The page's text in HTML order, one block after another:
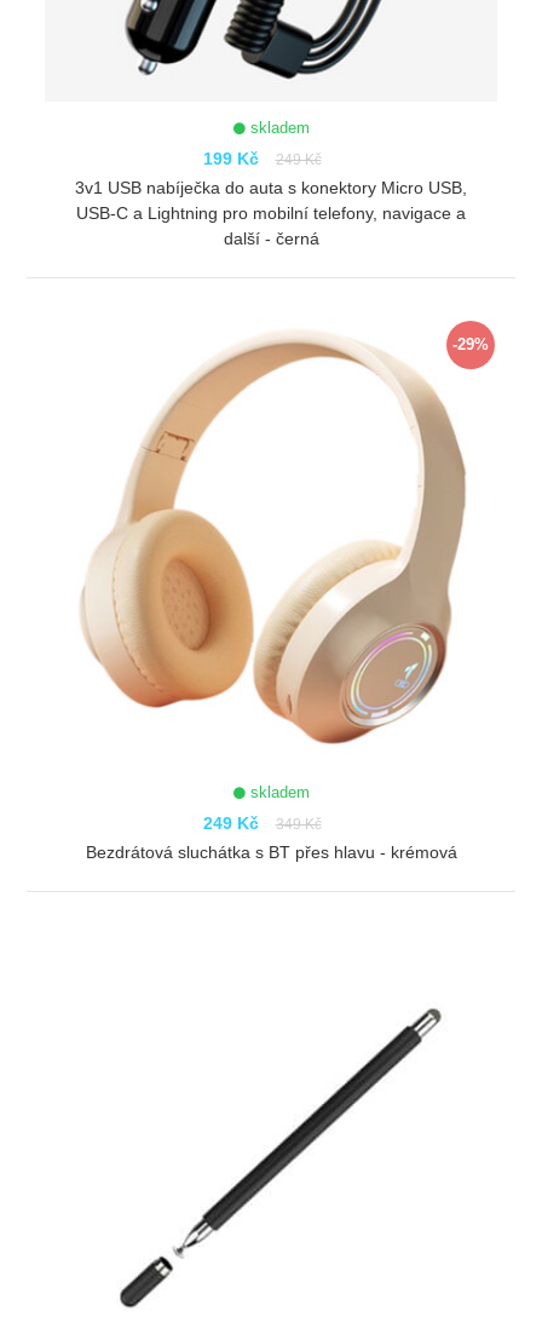
skladem
199 Kč 249 Kč
3v1 USB nabíječka do auta s konektory Micro USB,
USB-C a Lightning pro mobilní telefony, navigace a
další - černá
-29%
skladem
249 Kč 349 Kč
Bezdrátová sluchátka s BT přes hlavu - krémová